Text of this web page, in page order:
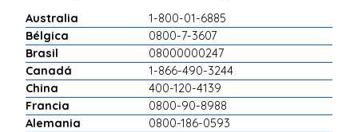
Australia
1-800-01-6885
Bélgica
0800-7-3607
Brasil
08000000247
Canadá
1-866-490-3244
China
400-120-4139
Francia
0800-90-8988
Alemania
0800-186-0593